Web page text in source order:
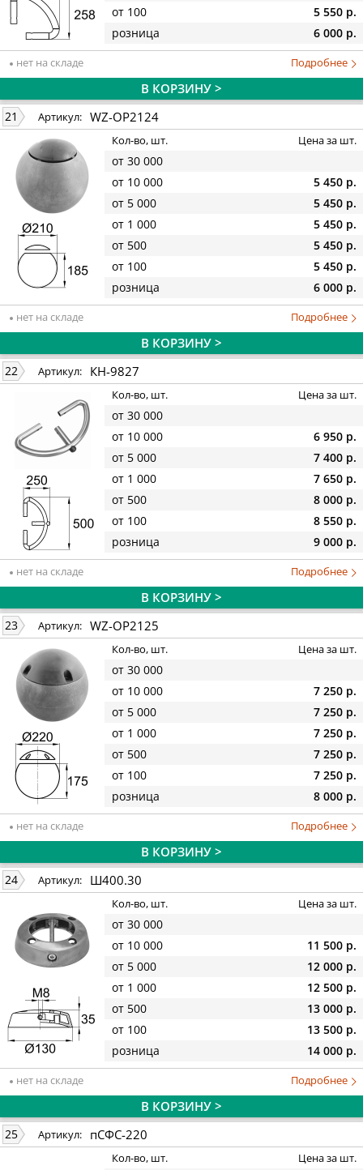
от 100
5 550 р.
розница
6 000 р.
нет на складе Подробнее
В КОРЗИНУ >
21 Артикул: WZ-OP2124
Кол-во, шт. Цена за шт.
от 30 000
от 10 000
5 450 р.
от 5 000
5 450 р.
от 1 000
5 450 р.
от 500
5 450 р.
от 100
5 450 р.
розница
6 000 р.
нет на складе Подробнее
В КОРЗИНУ >
22 Артикул: КН-9827
Кол-во, шт. Цена за шт.
от 30 000
от 10 000
6 950 р.
от 5 000
7 400 р.
от 1 000
7 650 р.
от 500
8 000 р.
от 100
8 550 р.
розница
9 000 р.
нет на складе Подробнее
В КОРЗИНУ >
23 Артикул: WZ-OP2125
Кол-во, шт. Цена за шт.
от 30 000
от 10 000
7 250 р.
от 5 000
7 250 р.
от 1 000
7 250 р.
от 500
7 250 р.
от 100
7 250 р.
розница
8 000 р.
нет на складе Подробнее
В КОРЗИНУ >
24 Артикул: Ш400.30
Кол-во, шт. Цена за шт.
от 30 000
от 10 000
11 500 р.
от 5 000
12 000 р.
от 1 000
12 500 р.
от 500
13 000 р.
от 100
13 500 р.
розница
14 000 р.
нет на складе Подробнее
В КОРЗИНУ >
25 Артикул: пСФС-220
Кол-во, шт. Цена за шт.